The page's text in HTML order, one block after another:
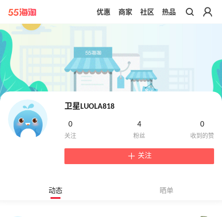
带你去官网买正品
优惠 商家 社区 热品
卫星LUOLA818
0 4 0
关注
动态 晒单